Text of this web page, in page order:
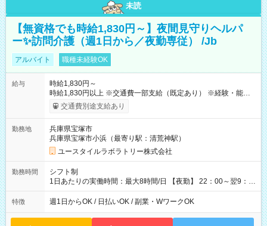
未読
【無資格でも時給1,830円～】夜間見守りヘルパ
ー✨訪問介護（週1日から／夜勤専従） /Jb
アルバイト 職種未経験OK
給与
時給1,830円～
時給1,830円以上 ※交通費一部支給（既定あり） ※経験・能力を
考慮して決定します 【収入例】 週1回勤務の場合：1,830円×8時
間×4回=5万8,560円 週3回勤務の場合：1,830円×8時間×12回
月 ※ 雇用形態と給与に、本採用時と異なる部分があります。 雇
用形態：本採用時と同じです。 給与：時給 1,550円以上
交通費別途支給あり
勤務地
兵庫県宝塚市
兵庫県宝塚市小浜（最寄り駅：清荒神駅）
ユースタイルラボラトリー株式会社
勤務時間
シフト制
1日あたりの実働時間：最大8時間/日 【夜勤】 22：00～翌9：
00 ※週1日～OK ／ 夜勤専従 ＊＊ 勤務時間例 ＊＊ ■22時か
ら翌7時 ■23時から翌8時 ■24時から翌9時 など ※上記の時間
ます。 ※曜日固定（毎週同じ曜日での勤務となります）
特徴 週1日からOK / 日払いOK / 副業・WワークOK